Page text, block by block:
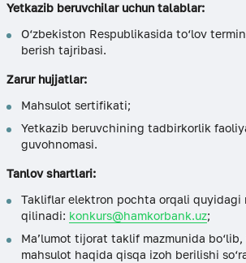
Yetkazib beruvchilar uchun talablar:
O‘zbekiston Respublikasida to‘lov
berish tajribasi.
Zarur hujjatlar:
Mahsulot sertifikati;
Yetkazib beruvchining tadbirkorlik
guvohnomasi.
Tanlov shartlari:
Takliflar elektron pochta orqali quyidagi
qilinadi: konkurs@hamkorbank.uz;
Ma’lumot tijorat taklif mazmunida
mahsulot haqida qisqa izoh berilishi